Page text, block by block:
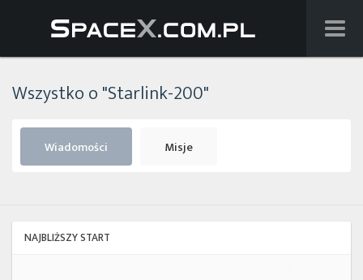
Starlink
Wszystko o "Starlink-200"
Wiadomości Misje
NAJBLIŻSZY START